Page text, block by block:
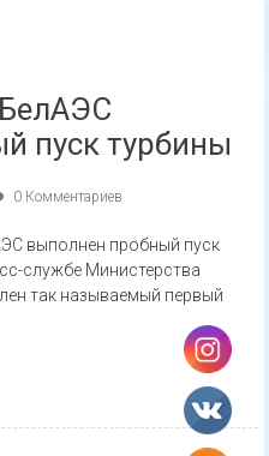
пуск турбины
0 Комментариев
выполнен пробный пуск
службе Министерства
так называемый первый